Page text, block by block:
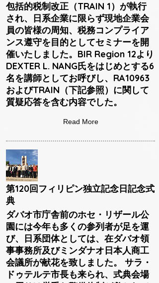
包括的税制改正（TRAIN 1）が執行
され、日系企業に限らず現地企業会
員の皆様の周知、税務コンプライア
ンス遵守を目的としてセミナーを開
催いたしました。BIR Region 12より
DEXTER L. NANG氏をはじめとする6
名を講師としてお呼びし、RA10963
およびTRAIN（下記参照）に関して
質疑応答を含む内容でした。
Read More
第120回フィリピン独立記念日記念式
典
ダバオ市庁舎前のホセ・リザール公
園には今年も多くの参列者が足を運
び、日系団体としては、在ダバオ領
事事務所及びミンダナオ日本人商工
会議所が献花を致しました。 サラ・
ドゥテルテ市長も来られ、式典会場